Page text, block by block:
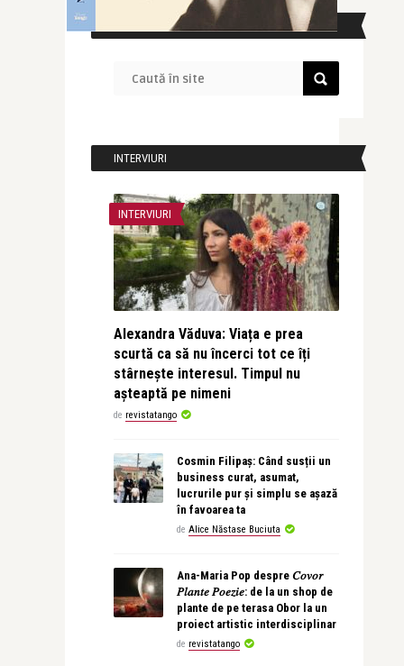
CAUTĂ ÎN SITE
INTERVIURI
INTERVIURI
Alexandra Văduva: Viața e prea
scurtă ca să nu încerci tot ce îți
stârnește interesul. Timpul nu
așteaptă pe nimeni
de revistatango
Cosmin Filipaș: Când susții un
business curat, asumat,
lucrurile pur și simplu se așază
în favoarea ta
de Alice Năstase Buciuta
Ana-Maria Pop despre 𝐶𝑜𝑣𝑜𝑟
𝑃𝑙𝑎𝑛𝑡𝑒 𝑃𝑜𝑒𝑧𝑖𝑒: de la un shop de
plante de pe terasa Obor la un
proiect artistic interdisciplinar
de revistatango